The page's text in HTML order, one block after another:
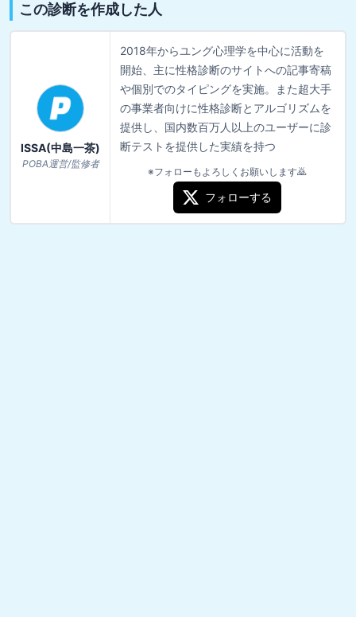
この診断を作成した人
ISSA(中島一茶)
POBA運営/監修者
2018年からユング心理学を中心に活動を
開始、主に性格診断のサイトへの記事寄稿
や個別でのタイピングを実施。また超大手
の事業者向けに性格診断とアルゴリズムを
提供し、国内数百万人以上のユーザーに診
断テストを提供した実績を持つ
※フォローもよろしくお願いします🙇
フォローする